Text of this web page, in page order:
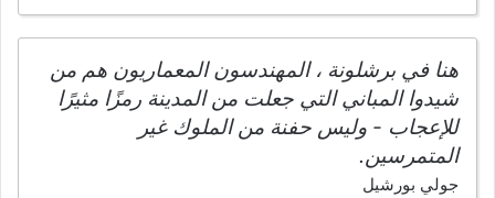
هنا في برشلونة ، المهندسون المعماريون هم من
شيدوا المباني التي جعلت من المدينة رمزًا مثيرًا
للإعجاب - وليس حفنة من الملوك غير
المتمرسين.
جولي بورشيل